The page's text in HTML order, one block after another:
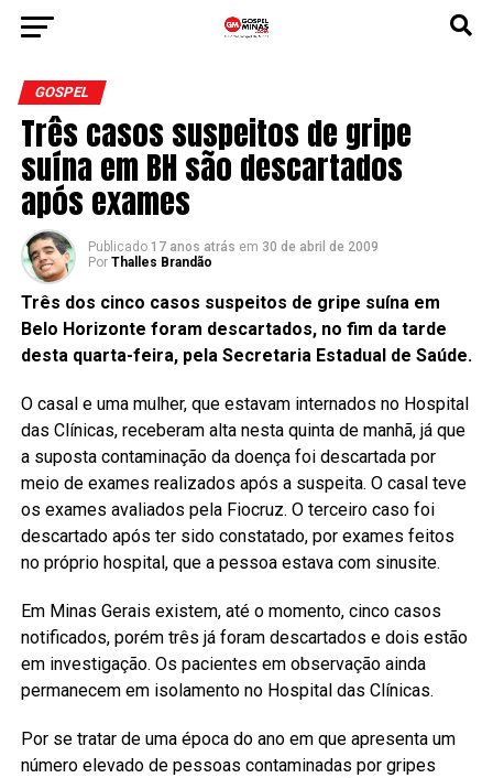
GOSPEL
Três casos suspeitos de gripe
suína em BH são descartados
após exames
Publicado 17 anos atrás em 30 de abril de 2009
Por Thalles Brandão
Três dos cinco casos suspeitos de gripe suína em
Belo Horizonte foram descartados, no fim da tarde
desta quarta-feira, pela Secretaria Estadual de Saúde.
O casal e uma mulher, que estavam internados no Hospital
das Clínicas, receberam alta nesta quinta de manhã, já que
a suposta contaminação da doença foi descartada por
meio de exames realizados após a suspeita. O casal teve
os exames avaliados pela Fiocruz. O terceiro caso foi
descartado após ter sido constatado, por exames feitos
no próprio hospital, que a pessoa estava com sinusite.
Em Minas Gerais existem, até o momento, cinco casos
notificados, porém três já foram descartados e dois estão
em investigação. Os pacientes em observação ainda
permanecem em isolamento no Hospital das Clínicas.
Por se tratar de uma época do ano em que apresenta um
número elevado de pessoas contaminadas por gripes